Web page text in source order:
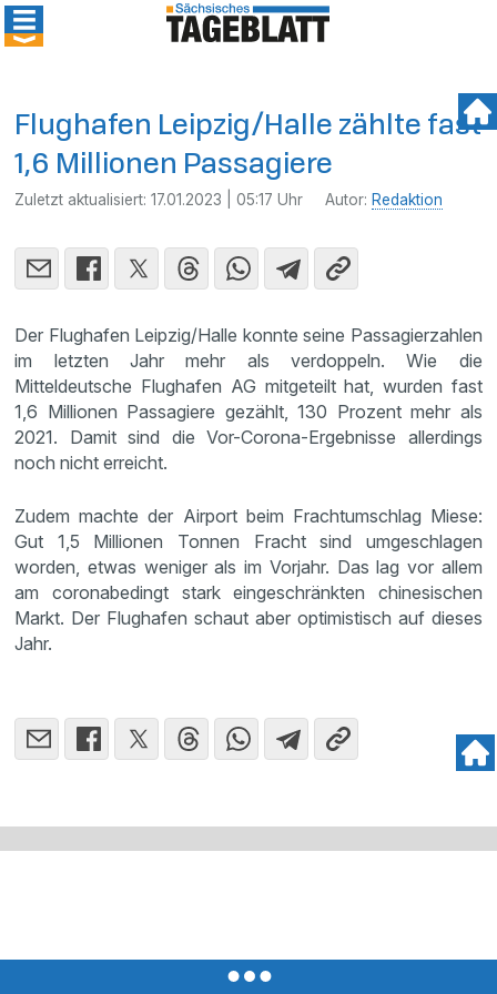
Flughafen Leipzig/Halle zählte fast
1,6 Millionen Passagiere
Zuletzt aktualisiert:17.01.2023 | 05:17 Uhr Autor: Redaktion
Der Flughafen Leipzig/Halle konnte seine Passagierzahlen
im letzten Jahr mehr als verdoppeln. Wie die
Mitteldeutsche Flughafen AG mitgeteilt hat, wurden fast
1,6 Millionen Passagiere gezählt, 130 Prozent mehr als
2021. Damit sind die Vor-Corona-Ergebnisse allerdings
noch nicht erreicht.
Zudem machte der Airport beim Frachtumschlag Miese:
Gut 1,5 Millionen Tonnen Fracht sind umgeschlagen
worden, etwas weniger als im Vorjahr. Das lag vor allem
am coronabedingt stark eingeschränkten chinesischen
Markt. Der Flughafen schaut aber optimistisch auf dieses
Jahr.